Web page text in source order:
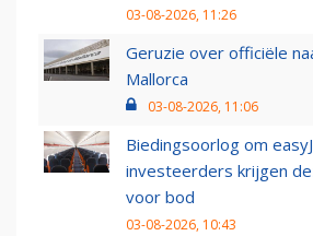
03-08-2026, 11:26
Geruzie over officiële
Mallorca
03-08-2026, 11:06
Biedingsoorlog om
investeerders krijgen
voor bod
03-08-2026, 10:43